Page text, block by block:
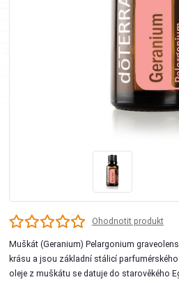
Ohodnotit produkt
Muškát (Geranium) Pelargonium
krásu a jsou základní stálicí
oleje z muškátu se datuje do starověkého